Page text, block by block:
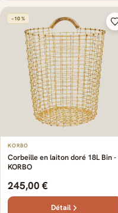
−10 %
KORBO
Corbeille en laiton doré 18L Bin -
KORBO
245,00 €
Détail